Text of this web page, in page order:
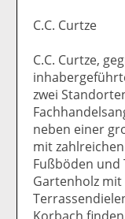
C.C. Curtze
C.C. Curtze,
zwei
neben einer
mit
Fußböden und
Gartenholz